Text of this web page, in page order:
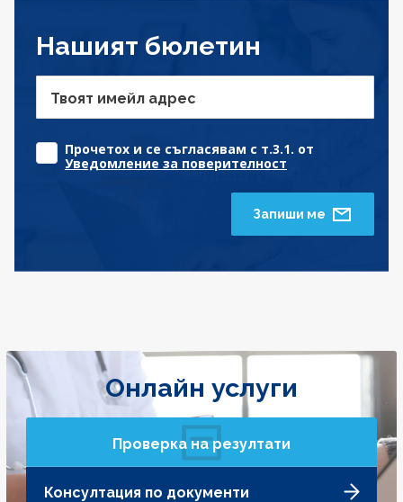
Нашият бюлетин
Твоят имейл адрес
Прочетох и се съгласявам с т.3.1. от
Уведомление за поверителност
Запиши ме
Онлайн услуги
Проверка на резултати
Консултация по документи